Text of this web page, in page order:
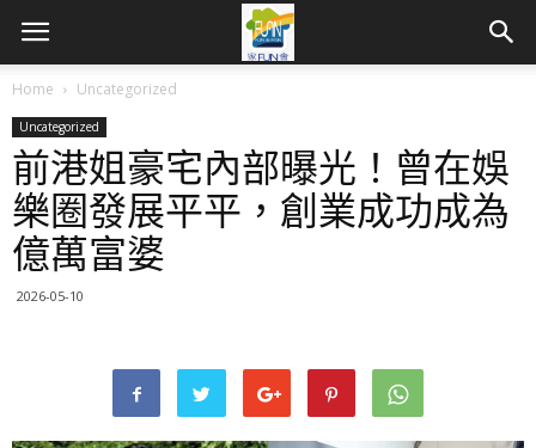
Home Uncategorized
Uncategorized
前港姐豪宅內部曝光！曾在娛
樂圈發展平平，創業成功成為
億萬富婆
2026-05-10